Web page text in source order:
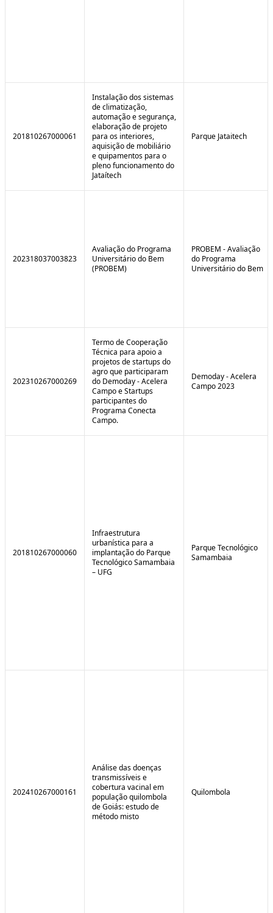
201810267000061
Instalação dos sistemas
de climatização,
automação e segurança,
elaboração de projeto
para os interiores,
aquisição de mobiliário
e quipamentos para o
pleno funcionamento do
Jataítech
Parque Jataitech
202318037003823
Avaliação do Programa
Universitário do Bem
(PROBEM)
PROBEM - Avaliação
do Programa
Universitário do Bem
202310267000269
Termo de Cooperação
Técnica para apoio a
projetos de startups do
agro que participaram
do Demoday - Acelera
Campo e Startups
participantes do
Programa Conecta
Campo.
Demoday - Acelera
Campo 2023
201810267000060
Infraestrutura
urbanística para a
implantação do Parque
Tecnológico Samambaia
– UFG
Parque Tecnológico
Samambaia
202410267000161
Análise das doenças
transmissíveis e
cobertura vacinal em
população quilombola
de Goiás: estudo de
método misto
Quilombola